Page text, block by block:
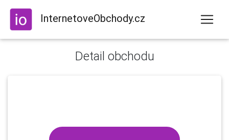
InternetoveObchody.cz
Detail obchodu